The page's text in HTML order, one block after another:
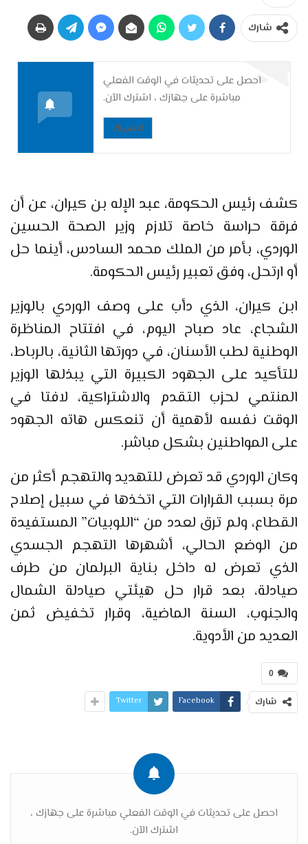
شارك
احصل على تحديثات في الوقت الفعلي
مباشرة على جهازك ، اشترك الآن.
الاشتراك
كشف رئيس الحكومة، عبد الإله بن كيران، عن أن
فرقة حراسة خاصة تلازم وزير الصحة الحسين
الوردي، بأمر من الملك محمد السادس، أينما حل
أو ارتحل، وفق تعبير رئيس الحكومة.
ابن كيران، الذي دأب على وصف الوردي بالوزير
الشجاع، عاد صباح اليوم، في افتتاح المناظرة
الوطنية لطب الأسنان، في دورتها الثانية، بالرباط،
للتأكيد على الجهود الكبيرة التي يبذلها الوزير
المنتمي لحزب التقدم والاشتراكية، لافتا في
الوقت نفسه لأهمية أن تنعكس هاته الجهود
على المواطنين بشكل مباشر.
وكان الوردي قد تعرض للتهديد والتهجم أكثر من
مرة بسبب القرارات التي اتخذها في سبيل إصلاح
القطاع، ولم ترق لعدد من “اللوبيات” المستفيدة
من الوضع الحالي، أشهرها التهجم الجسدي
الذي تعرض له داخل بناية البرلمان من طرف
صيادلة، بعد قرار حل هيئتي صيادلة الشمال
والجنوب، السنة الماضية، وقرار تخفيض ثمن
العديد من الأدوية.
0
شارك Facebook
Twitter
احصل على تحديثات في الوقت الفعلي مباشرة على جهازك ،
اشترك الآن.